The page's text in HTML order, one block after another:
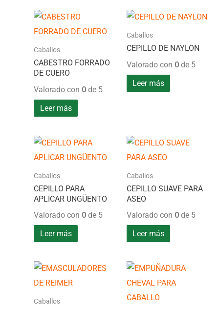
Caballos
CABESTRO FORRADO
DE CUERO
Valorado con 0 de 5
Leer más
Caballos
CEPILLO DE NAYLON
Valorado con 0de 5
Leer más
Caballos
CEPILLO PARA
APLICAR UNGÜENTO
Valorado con 0 de 5
Leer más
Caballos
CEPILLO SUAVE PARA
ASEO
Valorado con 0de 5
Leer más
Caballos